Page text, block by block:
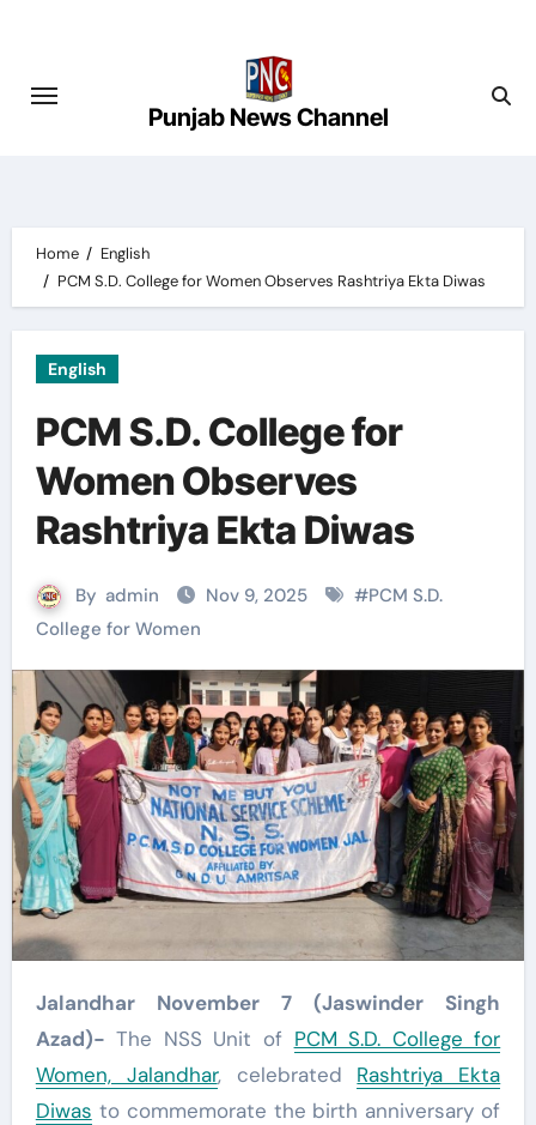
content
Punjab News Channel
Home
English
PCM S.D. College for Women Observes Rashtriya Ekta Diwas
English
PCM S.D. College for
Women Observes
Rashtriya Ekta Diwas
By admin Nov 9, 2025 #PCM S.D.
College for Women
Jalandhar November 7 (Jaswinder Singh
Azad)- The NSS Unit of PCM S.D. College for
Women, Jalandhar, celebrated Rashtriya Ekta
Diwas to commemorate the birth anniversary of